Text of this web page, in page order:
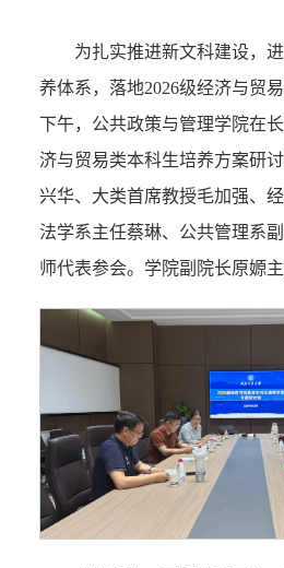
为扎实推进新文科建设，
养体系，落地2026级经济与贸
下午，公共政策与管理学院在
济与贸易类本科生培养方案研
兴华、大类首席教授毛加强、
法学系主任蔡琳、公共管理系
师代表参会。学院副院长原嫄主